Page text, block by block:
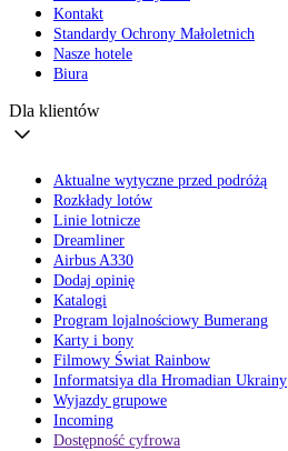
Kontakt
Standardy Ochrony Małoletnich
Nasze hotele
Biura
Dla klientów
Aktualne wytyczne przed podróżą
Rozkłady lotów
Linie lotnicze
Dreamliner
Airbus A330
Dodaj opinię
Katalogi
Program lojalnościowy Bumerang
Karty i bony
Filmowy Świat Rainbow
Informatsiya dla Hromadian Ukrainy
Wyjazdy grupowe
Incoming
Dostępność cyfrowa